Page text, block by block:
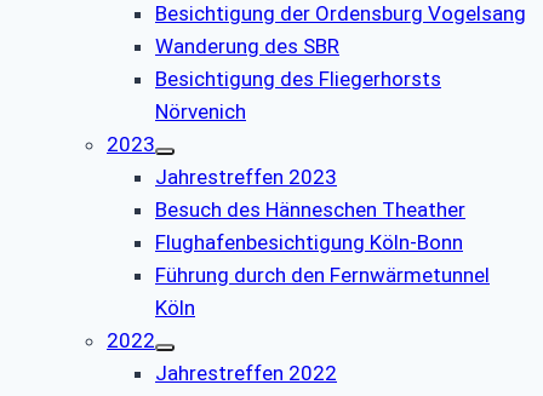
Besichtigung der Ordensburg Vogelsang
Wanderung des SBR
Besichtigung des Fliegerhorsts
Nörvenich
2023
Jahrestreffen 2023
Besuch des Hänneschen Theather
Flughafenbesichtigung Köln-Bonn
Führung durch den Fernwärmetunnel
Köln
2022
Jahrestreffen 2022